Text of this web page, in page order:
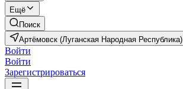
Ещё
Поиск
Артёмовск (Луганская Народная Республика)
Войти
Войти
Зарегистрироваться